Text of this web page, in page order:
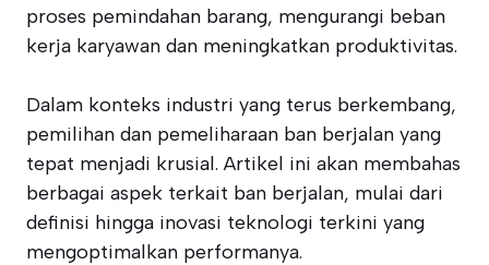
proses pemindahan barang, mengurangi beban
kerja karyawan dan meningkatkan produktivitas.
Dalam konteks industri yang terus berkembang,
pemilihan dan pemeliharaan ban berjalan yang
tepat menjadi krusial. Artikel ini akan membahas
berbagai aspek terkait ban berjalan, mulai dari
definisi hingga inovasi teknologi terkini yang
mengoptimalkan performanya.